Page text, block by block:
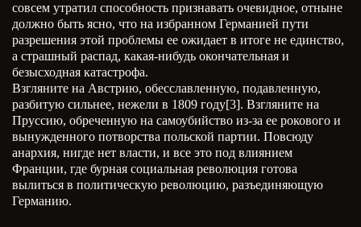
совсем утратил способность признавать очевидное, отныне
должно быть ясно, что на избранном Германией пути
разрешения этой проблемы ее ожидает в итоге не единство,
а страшный распад, какая-нибудь окончательная и
безысходная катастрофа.
Взгляните на Австрию, обесславленную, подавленную,
разбитую сильнее, нежели в 1809 году[3]. Взгляните на
Пруссию, обреченную на самоубийство из-за ее рокового и
вынужденного потворства польской партии. Повсюду
анархия, нигде нет власти, и все это под влиянием
Франции, где бурная социальная революция готова
вылиться в политическую революцию, разъединяющую
Германию.